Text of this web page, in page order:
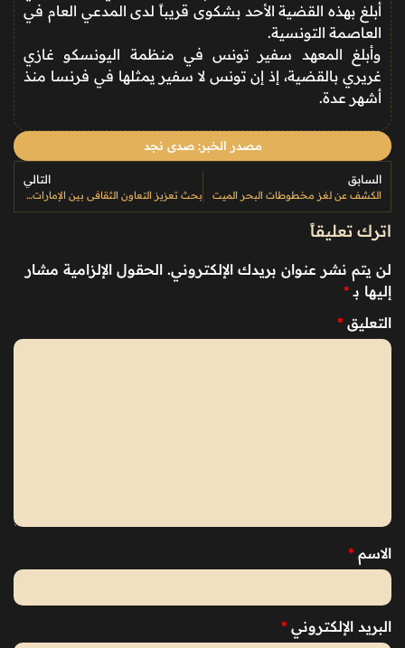
أبلغ بهذه القضية الأحد بشكوى قريباً لدى المدعي العام في
العاصمة التونسية.
وأبلغ المعهد سفير تونس في منظمة اليونسكو غازي
غريري بالقضية، إذ إن تونس لا سفير يمثلها في فرنسا منذ
أشهر عدة.
مصدر الخبر: صدى نجد
السابق
الكشف عن لغز مخطوطات البحر الميت
التالي
بحث تعزيز التعاون الثقافي بين الإمارات ومالطا
اترك تعليقاً
لن يتم نشر عنوان بريدك الإلكتروني. الحقول الإلزامية مشار
إليها بـ *
التعليق *
الاسم *
البريد الإلكتروني *